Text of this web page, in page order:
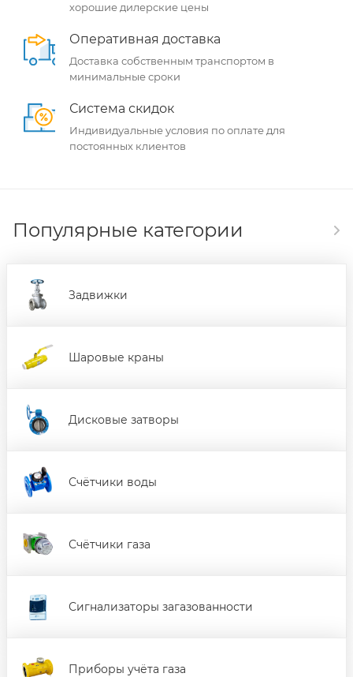
хорошие дилерские цены
Оперативная доставка
Доставка собственным транспортом в
минимальные сроки
Система скидок
Индивидуальные условия по оплате для
постоянных клиентов
Популярные категории
Задвижки
Шаровые краны
Дисковые затворы
Счётчики воды
Счётчики газа
Сигнализаторы загазованности
Приборы учёта газа